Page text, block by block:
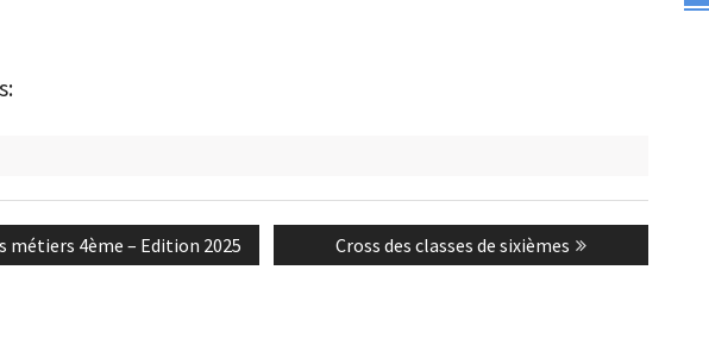
métiers 4ème – Edition 2025
Next
post:
Cross des classes de sixièmes